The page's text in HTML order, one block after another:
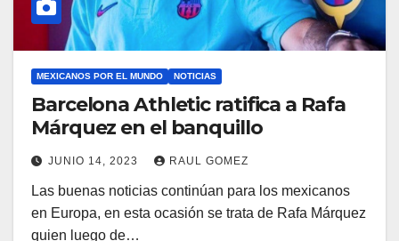
MEXICANOS POR EL MUNDO NOTICIAS
Barcelona Athletic ratifica a Rafa
Márquez en el banquillo
JUNIO 14, 2023 RAUL GOMEZ
Las buenas noticias continúan para los mexicanos
en Europa, en esta ocasión se trata de Rafa Márquez
quien luego de…